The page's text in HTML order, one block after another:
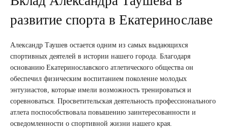
развитие спорта в Екатеринославе
Александр Таушев остается одним из самых выдающихся
спортивных деятелей в истории нашего города. Благодаря
основанию Екатеринославского атлетического общества он
обеспечил физическим воспитанием поколение молодых
энтузиастов, которые имели возможность тренироваться и
соревноваться. Просветительская деятельность профессионального
атлета поспособствовала повышению заинтересованности и
осведомленности о спортивной жизни нашего края.